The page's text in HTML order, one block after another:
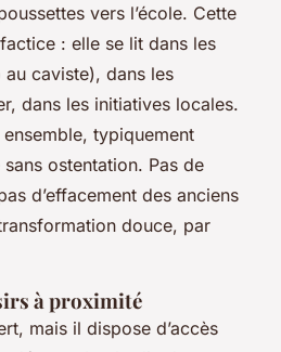
vers l’école. Cette
: elle se lit dans les
caviste), dans les
dans les initiatives locales.
typiquement
ostentation. Pas de
d’effacement des anciens
douce, par
à proximité
mais il dispose d’accès